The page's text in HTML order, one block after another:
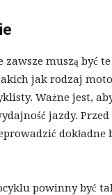
zawsze muszą być
jak rodzaj
Ważne jest,
jazdy.
powinny być